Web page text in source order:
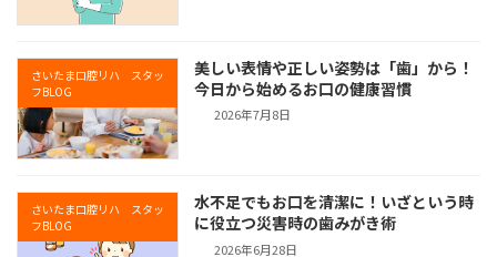
さいたま口腔リハ スタッ
フBLOG
美しい表情や正しい姿勢は「歯」から！
今日から始めるお口の健康習慣
2026年7月8日
さいたま口腔リハ スタッ
フBLOG
水不足でもお口を清潔に！いざという時
に役立つ災害時の歯みがき術
2026年6月28日